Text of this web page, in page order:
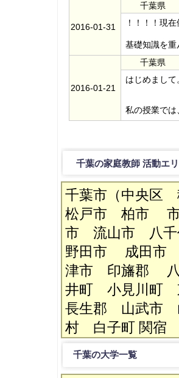
2016-01-31
千葉県
！！！！現
基礎知識を
2016-01-21
千葉県
はじめまし
私の授業で
千葉の家庭教師 活動エ
千葉市（中央
松戸市 柏市
市 流山市 八
野田市 成田市
津市 印旛郡
井町 小見川町
長生郡 山武市
村 白子町 関
千葉の大学一覧